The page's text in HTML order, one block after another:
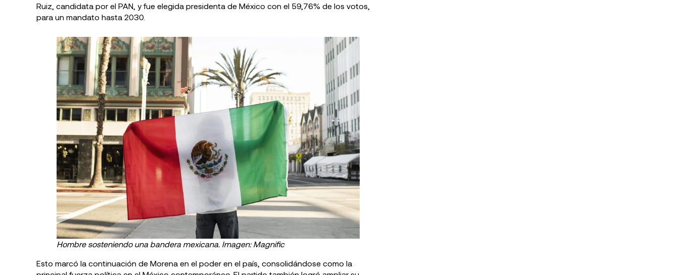
Ruiz, candidata por el PAN, y fue elegida presidenta de México con el 59,76% de los votos,
para un mandato hasta 2030.
Hombre sosteniendo una bandera mexicana. Imagen: Magnific
Esto marcó la continuación de Morena en el poder en el país, consolidándose como la